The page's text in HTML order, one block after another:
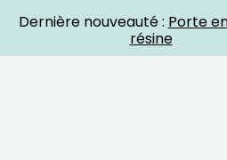
Dernière nouveauté : Porte
résine
Crystal